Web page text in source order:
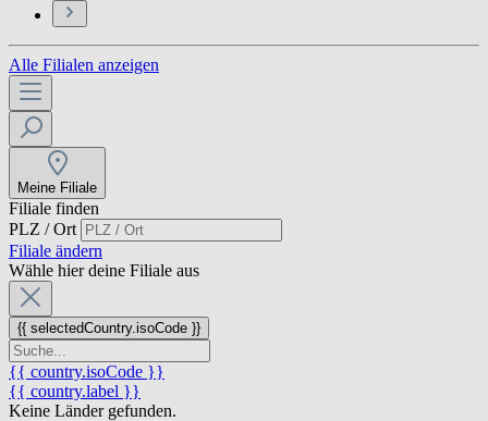
Alle Filialen anzeigen
Meine Filiale
Filiale finden
PLZ / Ort
Filiale ändern
Wähle hier deine Filiale aus
{{ selectedCountry.isoCode }}
{{ country.isoCode }}
{{ country.label }}
Keine Länder gefunden.